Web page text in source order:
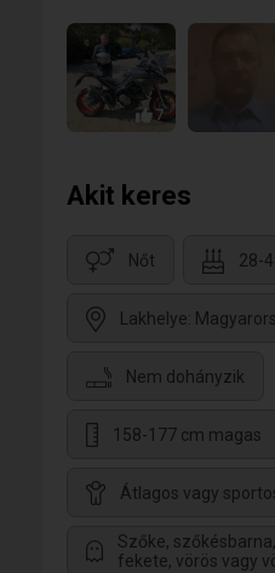
7
Akit keres
Nőt 28-
Lakhelye:
Nem dohányzik
158-177 cm magas
Átlagos vagy
Szőke,
fekete, vörös vagy